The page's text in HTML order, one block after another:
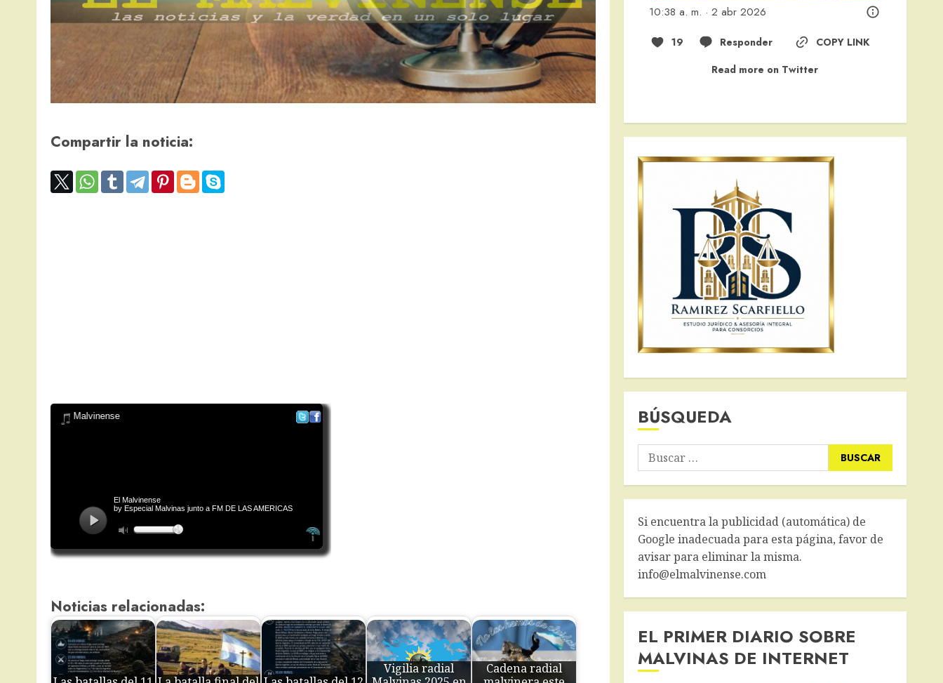
Compartir la noticia:
Noticias relacionadas:
Vigilia radial
Cadena radial
10:38 a. m. · 2 abr 2026
19 Responder
COPY LINK
Read more on Twitter
BÚSQUEDA
Buscar:
Si encuentra la publicidad (automática) de
Google inadecuada para esta página, favor de
avisar para eliminar la misma.
info@elmalvinense.com
EL PRIMER DIARIO SOBRE
MALVINAS DE INTERNET